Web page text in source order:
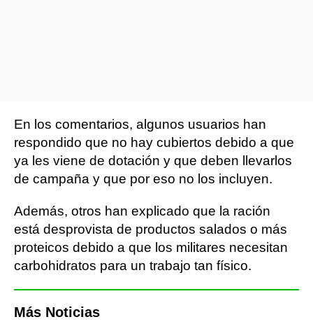
En los comentarios, algunos usuarios han
respondido que no hay cubiertos debido a que
ya les viene de dotación y que deben llevarlos
de campaña y que por eso no los incluyen.
Además, otros han explicado que la ración
está desprovista de productos salados o más
proteicos debido a que los militares necesitan
carbohidratos para un trabajo tan físico.
Más Noticias